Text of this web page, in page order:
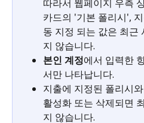
따라서 웹페이지 우측
카드의 '기본 폴리시',
동 지정 되는 값은 최근
지 않습니다.
본인 계정에서 입력한
서만 나타납니다.
지출에 지정된 폴리시
활성화 또는 삭제되면
지 않습니다.